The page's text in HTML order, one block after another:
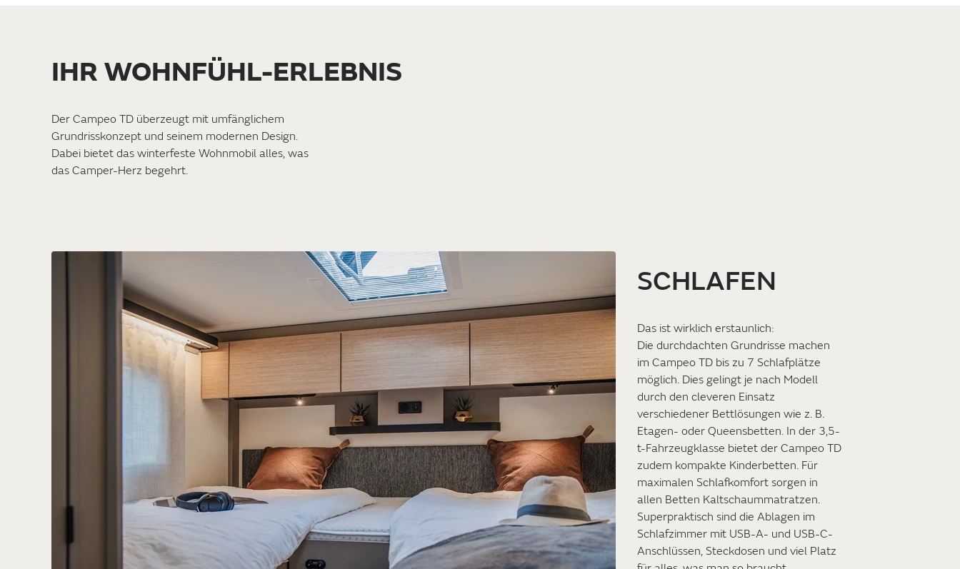
IHR WOHNFÜHL-ERLEBNIS
Der Campeo TD überzeugt mit umfänglichem
Grundrisskonzept und seinem modernen Design.
Dabei bietet das winterfeste Wohnmobil alles, was
das Camper-Herz begehrt.
SCHLAFEN
Das ist wirklich erstaunlich:
Die durchdachten Grundrisse machen
im Campeo TD bis zu 7 Schlafplätze
möglich. Dies gelingt je nach Modell
durch den cleveren Einsatz
verschiedener Bettlösungen wie z. B.
Etagen- oder Queensbetten. In der 3,5-
t-Fahrzeugklasse bietet der Campeo TD
zudem kompakte Kinderbetten. Für
maximalen Schlafkomfort sorgen in
allen Betten Kaltschaummatratzen.
Superpraktisch sind die Ablagen im
Schlafzimmer mit USB-A- und USB-C-
Anschlüssen, Steckdosen und viel Platz